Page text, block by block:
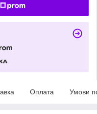
Оплата Умови